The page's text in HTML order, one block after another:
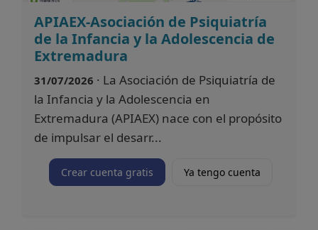
APIAEX-Asociación de Psiquiatría
de la Infancia y la Adolescencia de
Extremadura
31/07/2026 · La Asociación de Psiquiatría de
la Infancia y la Adolescencia en
Extremadura (APIAEX) nace con el propósito
de impulsar el desarr...
Crear cuenta gratis Ya tengo cuenta